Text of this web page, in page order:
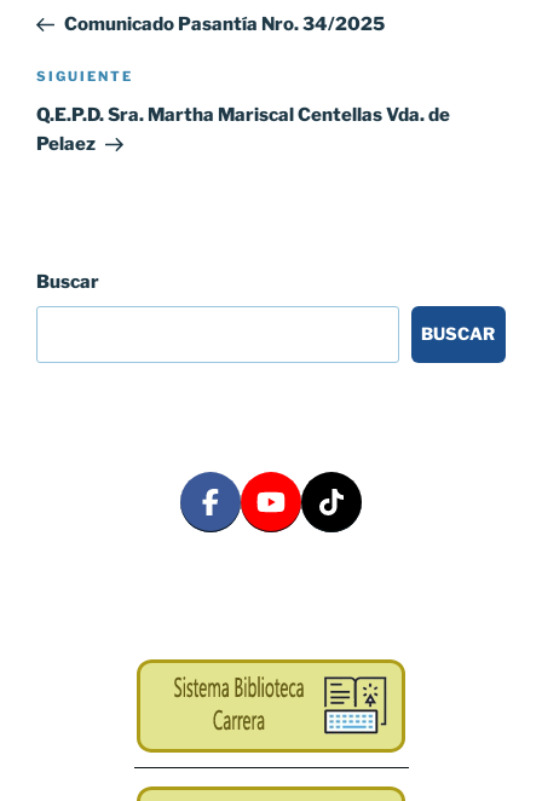
entradas
anterior:
Comunicado Pasantía Nro. 34/2025
Siguiente
entrada
SIGUIENTE
Q.E.P.D. Sra. Martha Mariscal Centellas Vda. de
Pelaez
Buscar
BUSCAR